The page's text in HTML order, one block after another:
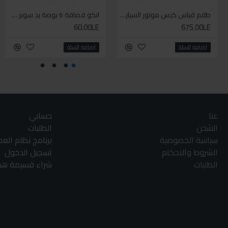
طقم قياس كبس موتور السياره 3 ق
675.00LE
اضافة للسلة
انكو قصافة 6 بوصة يد سوبر وان
60.00LE
اضافة للسلة
عنا
الشحن
سياسة الخصوصية
الشروط والاحكام
الطلبات
حسابي
الطلبات
برنامج نظام
تسجيل الدخول
شراء قسيمة